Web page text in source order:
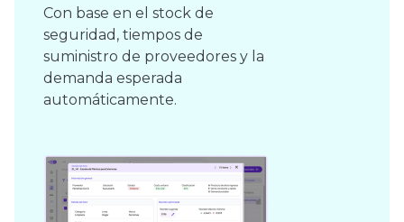
Con base en el stock de
seguridad, tiempos de
suministro de proveedores y la
demanda esperada
automáticamente.